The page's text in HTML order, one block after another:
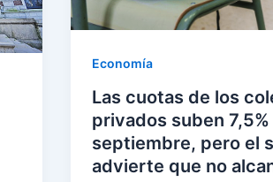
Economía
Las cuotas de los
privados suben
septiembre, pero el
advierte que no